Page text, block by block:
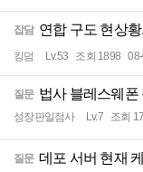
잡담 연합 구도 현상
킹덤 Lv.53 조회 1898
질문 법사 블레스웨폰
성장판일점사 Lv.7 조회
질문 데포 서버 현재